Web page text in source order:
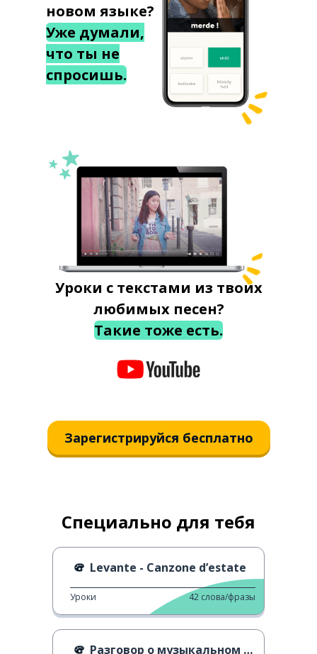
новом языке?
Уже думали,
что ты не
спросишь.
Уроки с текстами из твоих
любимых песен?
Такие тоже есть.
Зарегистрируйся бесплатно
Специально для тебя
Levante - Canzone d’estate
Уроки 42 слова/фразы
Разговор о музыкальном фестивале